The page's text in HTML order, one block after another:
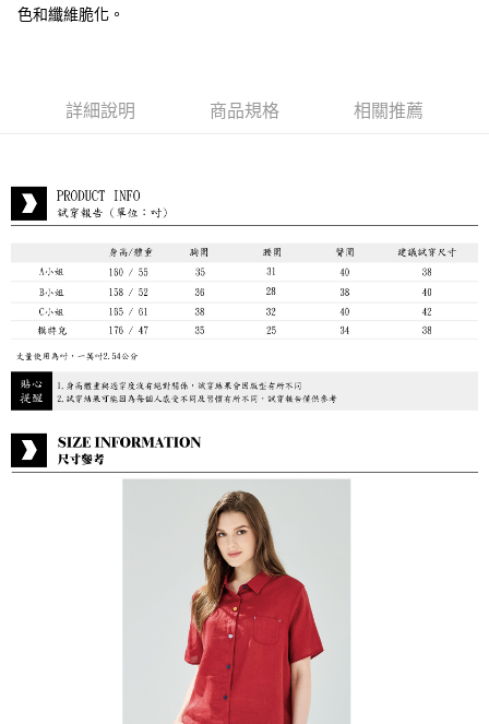
貨到付款
色和纖維脆化。
詳細說明 商品規格 相關推薦